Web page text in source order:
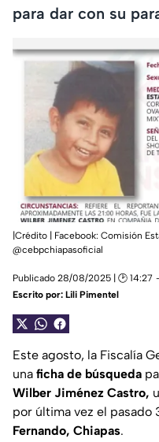
para dar con su
|Crédito | Facebook: Comisión
@cebpchiapasoficial
Publicado 28/08/2025 | 🕑 14:27
Escrito por: Lili Pimentel
Este agosto, la Fiscalía
una ficha de búsqueda
Wilber Jiménez Castro,
por última vez el
Fernando, Chiapas.